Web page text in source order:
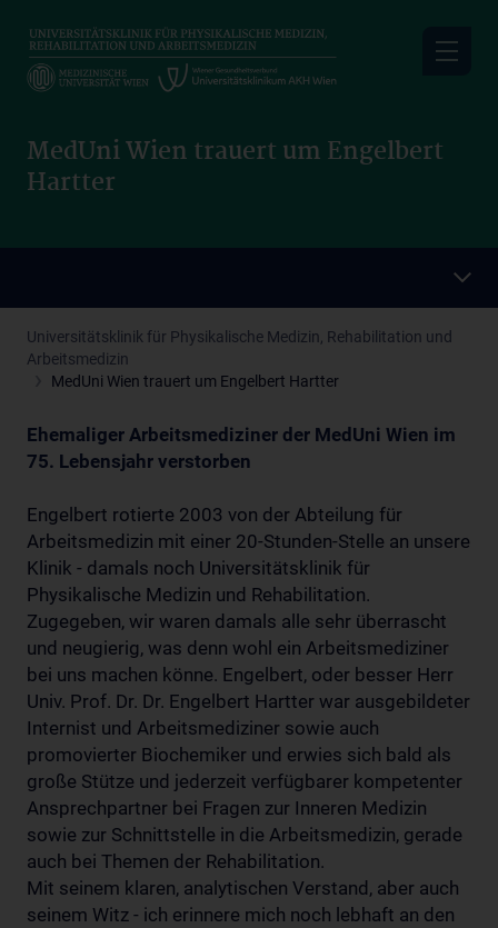
main
content
MedUni Wien trauert um Engelbert
Hartter
Universitätsklinik für Physikalische Medizin, Rehabilitation und
Arbeitsmedizin
MedUni Wien trauert um Engelbert Hartter
Ehemaliger Arbeitsmediziner der MedUni Wien im
75. Lebensjahr verstorben
Engelbert rotierte 2003 von der Abteilung für
Arbeitsmedizin mit einer 20-Stunden-Stelle an unsere
Klinik - damals noch Universitätsklinik für
Physikalische Medizin und Rehabilitation.
Zugegeben, wir waren damals alle sehr überrascht
und neugierig, was denn wohl ein Arbeitsmediziner
bei uns machen könne. Engelbert, oder besser Herr
Univ. Prof. Dr. Dr. Engelbert Hartter war ausgebildeter
Internist und Arbeitsmediziner sowie auch
promovierter Biochemiker und erwies sich bald als
große Stütze und jederzeit verfügbarer kompetenter
Ansprechpartner bei Fragen zur Inneren Medizin
sowie zur Schnittstelle in die Arbeitsmedizin, gerade
auch bei Themen der Rehabilitation.
Mit seinem klaren, analytischen Verstand, aber auch
seinem Witz - ich erinnere mich noch lebhaft an den